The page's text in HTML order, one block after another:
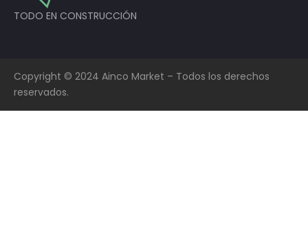
TODO EN CONSTRUCCIÓN
Copyright © 2024 Ainco Market – Todos los derechos
reservados.